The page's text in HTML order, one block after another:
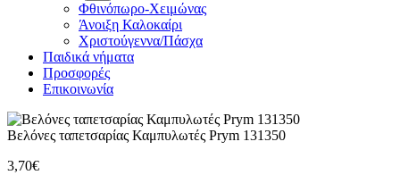
Φθινόπωρο-Χειμώνας
Άνοιξη Καλοκαίρι
Χριστούγεννα/Πάσχα
Παιδικά νήματα
Προσφορές
Επικοινωνία
Βελόνες ταπετσαρίας Καμπυλωτές Prym 131350
3,70€